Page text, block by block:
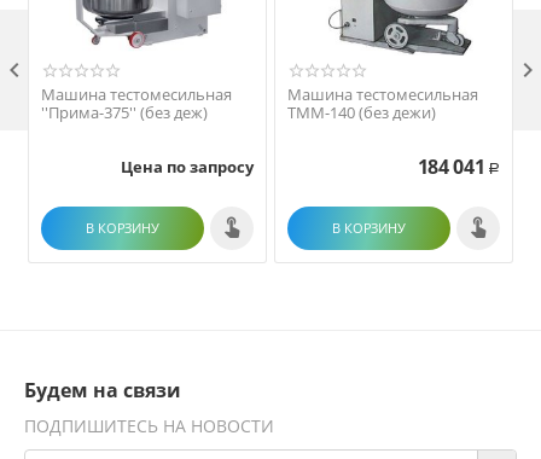
Машина тестомесильная
''Прима-375'' (без деж)
Цена по запросу
В КОРЗИНУ
Машина тестомесильная
ТММ-140 (без дежи)
184 041 Р
В КОРЗИНУ
 
Будем на связи
ПОДПИШИТЕСЬ НА НОВОСТИ